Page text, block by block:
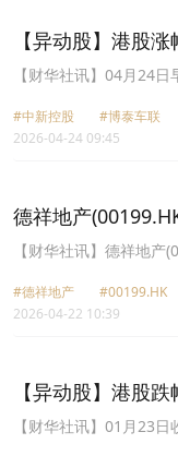
属子公司负责改造、集
支持)。截至发稿，德
该客户交付约定规模
应配置的GPU服务器集
万元。此外，为保障大
资产的技术底座，支持
【异动股】港股
33.96%，博泰车
【财华社讯】04月24
云白国际(00030.HK)涨
7.49%、比特策略
(00650.HK)涨幅6.02%。
#中新控股 #博泰车联
2026-04-24 09:45
德祥地产
港元
【财华社讯】德祥地产
的已发行股份总数约
日期在联交所所报的收
关行业资源的机会与项
发展及战略计划相关的
业务发展及市场拓展。
#德祥地产 #00199.HK
2026-04-22 10:39
【异动股】港股
61.15%，德祥地
【财华社讯】01月23